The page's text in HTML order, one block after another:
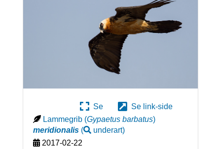
Se
Se link-side
Lammegrib (Gypaetus barbatus)
meridionalis( underart)
2017-02-22